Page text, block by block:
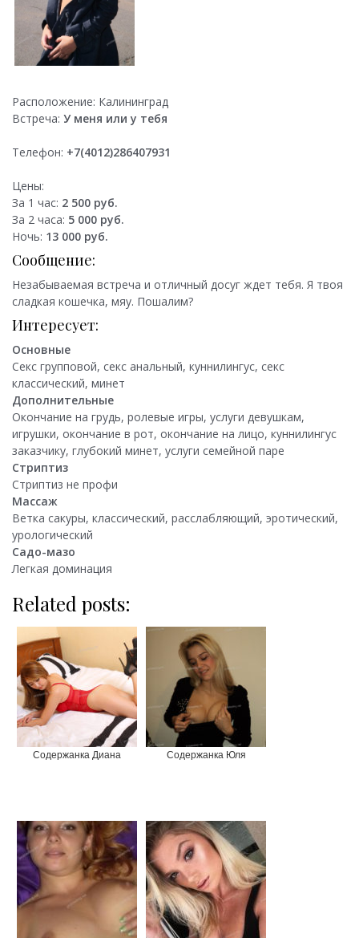
Расположение: Калининград
Встреча: У меня или у тебя
Телефон: +7(4012)286407931
Цены:
За 1 час: 2 500 руб.
За 2 часа: 5 000 руб.
Ночь: 13 000 руб.
Сообщение:
Незабываемая встреча и отличный досуг ждет тебя. Я твоя
сладкая кошечка, мяу. Пошалим?
Интересует:
Основные
Секс групповой, секс анальный, куннилингус, секс
классический, минет
Дополнительные
Окончание на грудь, ролевые игры, услуги девушкам,
игрушки, окончание в рот, окончание на лицо, куннилингус
заказчику, глубокий минет, услуги семейной паре
Стриптиз
Стриптиз не профи
Массаж
Ветка сакуры, классический, расслабляющий, эротический,
урологический
Садо-мазо
Легкая доминация
Related posts:
Содержанка Диана Содержанка Юля